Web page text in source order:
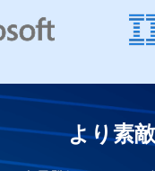
より素